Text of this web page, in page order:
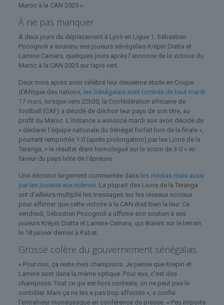
Maroc à la CAN 2025 ».
À ne pas manquer
A deux jours du déplacement à Lyon en Ligue 1, Sébastien
Pocognoli a soutenu ses joueurs sénégalais Krépin Diatta et
Lamine Camara, quelques jours après l’annonce de la victoire du
Maroc à la CAN 2025 sur tapis vert.
Deux mois après avoir célébré leur deuxième étoile en Coupe
d’Afrique des nations,
les Sénégalais sont tombés de haut mardi
17 mars, lorsque vers 22h30, la Confédération africaine de
football (CAF) a décidé de déchoir leur pays de son titre, au
profit du Maroc. L’instance a annoncé mardi soir avoir décidé de
« déclarer l’équipe nationale du Sénégal forfait lors de la finale »,
pourtant remportée 1-0 (après prolongation) par les Lions de la
Teranga, « le résultat étant homologué sur le score de 3-0 » en
faveur du pays hôte de l’épreuve.
Une décision largement commentée dans les médias mais aussi
par les joueurs eux-mêmes. La plupart des Lions de la Teranga
ont d’ailleurs multiplié les messages sur les réseaux sociaux
pour affirmer que cette victoire à la CAN était bien la leur. Ce
vendredi, Sébastien Pocognoli a affirmé son soutien à ses
joueurs Krépin Diatta et Lamine Camara, qui étaient sur le terrain
le 18 janvier dernier à Rabat.
Grosse colère du gouvernement sénégalais
« Pour moi, ça reste mes champions. Je pense que Krepin et
Lamine sont dans la même optique. Pour eux, c’est des
champions. Tout ce qui est hors contexte, on ne peut pas le
contrôler. Mais ça ne les a pas trop affectés », a confié
l’entraîneur monégasque en conférence de presse. « Peu importe